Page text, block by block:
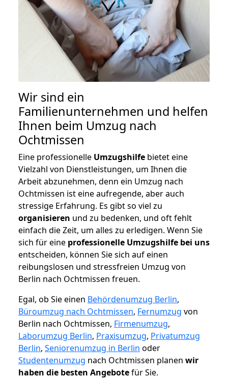
Wir sind ein
Familienunternehmen und helfen
Ihnen beim Umzug nach
Ochtmissen
Eine professionelle Umzugshilfe bietet eine
Vielzahl von Dienstleistungen, um Ihnen die
Arbeit abzunehmen, denn ein Umzug nach
Ochtmissen ist eine aufregende, aber auch
stressige Erfahrung. Es gibt so viel zu
organisieren und zu bedenken, und oft fehlt
einfach die Zeit, um alles zu erledigen. Wenn Sie
sich für eine professionelle Umzugshilfe bei uns
entscheiden, können Sie sich auf einen
reibungslosen und stressfreien Umzug von
Berlin nach Ochtmissen freuen.
Egal, ob Sie einen Behördenumzug Berlin,
Büroumzug nach Ochtmissen, Fernumzug von
Berlin nach Ochtmissen, Firmenumzug,
Laborumzug Berlin, Praxisumzug, Privatumzug
Berlin, Seniorenumzug in Berlin oder
Studentenumzug nach Ochtmissen planen wir
haben die besten Angebotefür Sie.